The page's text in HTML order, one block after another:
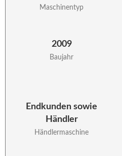
Maschinentyp
2009
Baujahr
Endkunden sowie
Händler
Händlermaschine